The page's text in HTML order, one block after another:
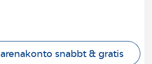
snabbt & gratis